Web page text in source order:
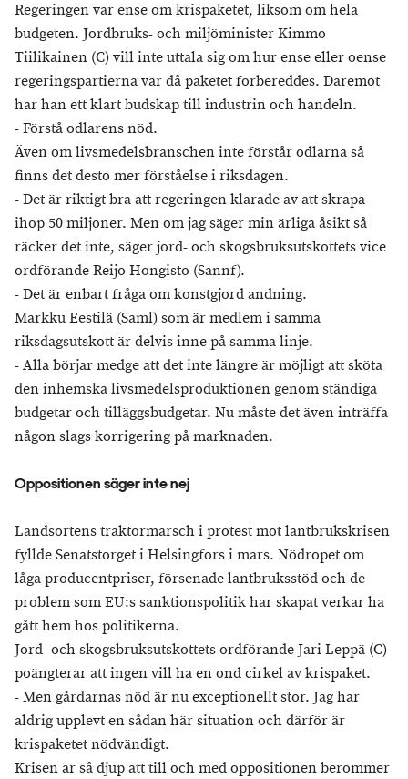
Regeringen var ense om krispaketet, liksom om hela
budgeten. Jordbruks- och miljöminister Kimmo
Tiilikainen (C) vill inte uttala sig om hur ense eller oense
regeringspartierna var då paketet förbereddes. Däremot
har han ett klart budskap till industrin och handeln.
- Förstå odlarens nöd.
Även om livsmedelsbranschen inte förstår odlarna så
finns det desto mer förståelse i riksdagen.
- Det är riktigt bra att regeringen klarade av att skrapa
ihop 50 miljoner. Men om jag säger min ärliga åsikt så
räcker det inte, säger jord- och skogsbruksutskottets vice
ordförande Reijo Hongisto (Sannf).
- Det är enbart fråga om konstgjord andning.
Markku Eestilä (Saml) som är medlem i samma
riksdagsutskott är delvis inne på samma linje.
- Alla börjar medge att det inte längre är möjligt att sköta
den inhemska livsmedelsproduktionen genom ständiga
budgetar och tilläggsbudgetar. Nu måste det även inträffa
någon slags korrigering på marknaden.
Oppositionen säger inte nej
Landsortens traktormarsch i protest mot lantbrukskrisen
fyllde Senatstorget i Helsingfors i mars. Nödropet om
låga producentpriser, försenade lantbruksstöd och de
problem som EU:s sanktionspolitik har skapat verkar ha
gått hem hos politikerna.
Jord- och skogsbruksutskottets ordförande Jari Leppä (C)
poängterar att ingen vill ha en ond cirkel av krispaket.
- Men gårdarnas nöd är nu exceptionellt stor. Jag har
aldrig upplevt en sådan här situation och därför är
krispaketet nödvändigt.
Krisen är så djup att till och med oppositionen berömmer